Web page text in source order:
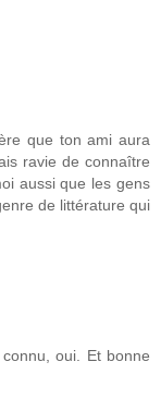
que ton ami aura
ravie de connaître
aussi que les gens
de littérature qui
oui. Et bonne